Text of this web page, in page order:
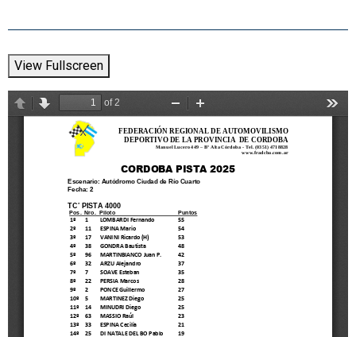
View Fullscreen